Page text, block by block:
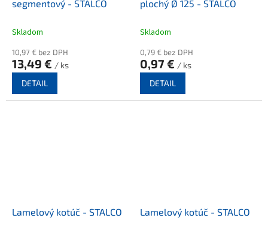
segmentový - STALCO
Skladom
10,97 € bez DPH
13,49 € / ks
DETAIL
plochý Ø 125 - STALCO
Skladom
0,79 € bez DPH
0,97 € / ks
DETAIL
Lamelový kotúč - STALCO Lamelový kotúč - STALCO